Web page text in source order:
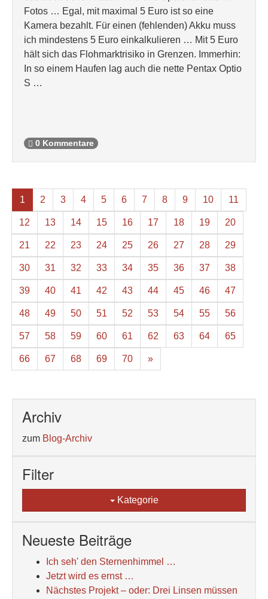
Fotos … Egal, mit maximal 5 Euro ist so eine
Kamera bezahlt. Für einen (fehlenden) Akku muss
ich mindestens 5 Euro einkalkulieren … Mit 5 Euro
hält sich das Flohmarktrisiko in Grenzen. Immerhin:
In so einem Haufen lag auch die nette Pentax Optio
S …
0 Kommentare
1 2 3 4 5 6 7 8 9 10 11
12 13 14 15 16 17 18 19 20
21 22 23 24 25 26 27 28 29
30 31 32 33 34 35 36 37 38
39 40 41 42 43 44 45 46 47
48 49 50 51 52 53 54 55 56
57 58 59 60 61 62 63 64 65
66 67 68 69 70 »
Archiv
zum Blog-Archiv
Filter
Kategorie
Neueste Beiträge
Ich seh' den Sternenhimmel …
Jetzt wird es ernst …
Nächstes Projekt – oder: Drei Linsen müssen